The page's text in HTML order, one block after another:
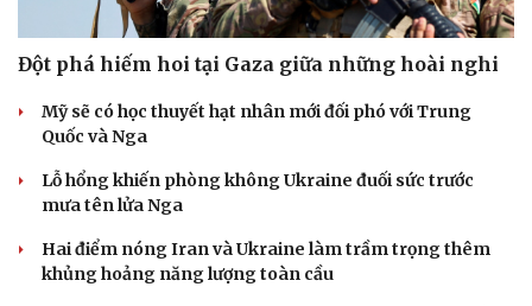
Đột phá hiếm hoi tại Gaza giữa những hoài nghi
Mỹ sẽ có học thuyết hạt nhân mới đối phó với Trung
Quốc và Nga
Lỗ hổng khiến phòng không Ukraine đuối sức trước
mưa tên lửa Nga
Hai điểm nóng Iran và Ukraine làm trầm trọng thêm
khủng hoảng năng lượng toàn cầu